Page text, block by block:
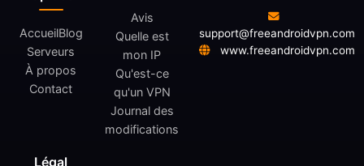
AccueilBlog
Serveurs
À propos
Contact
Avis
Quelle est
mon IP
Qu'est-ce
qu'un VPN
Journal des
modifications
Légal
support@freeandroidvpn.com
www.freeandroidvpn.com